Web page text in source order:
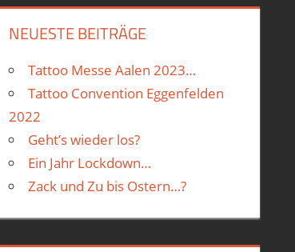
NEUESTE BEITRÄGE
Tattoo Messe Aalen 2023…
Tattoo Convention Eggenfelden
2022
Geht’s wieder los?
Ein Jahr Lockdown…
Zack und Zu bis Ostern…?